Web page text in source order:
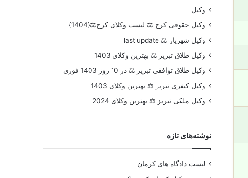
وکیل
وکیل حقوقی کرج ⚖️ لیست وکلای کرج⚖️{1404}
وکیل شهریار ⚖️ last update
وکیل طلاق تبریز ⚖️ بهترین وکلای 1403
وکیل طلاق توافقی تبریز ⚖️ در 10 روز 1403 فوری
وکیل کیفری تبریز ⚖️ بهترین وکلای 1403
وکیل ملکی تبریز ⚖️ بهترین وکلای 2024
نوشته‌های تازه
لیست دادگاه های کرمان